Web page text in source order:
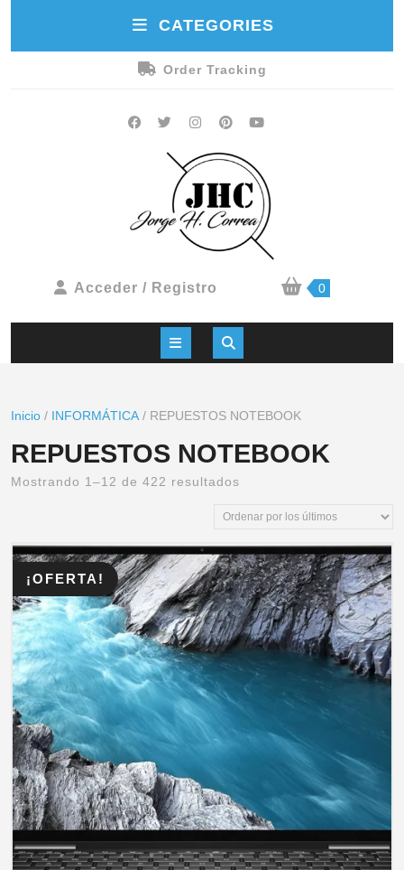
CATEGORIES
Order Tracking
Acceder / Registro 0
Inicio / INFORMÁTICA / REPUESTOS NOTEBOOK
REPUESTOS NOTEBOOK
Mostrando 1–12 de 422 resultados
¡OFERTA!